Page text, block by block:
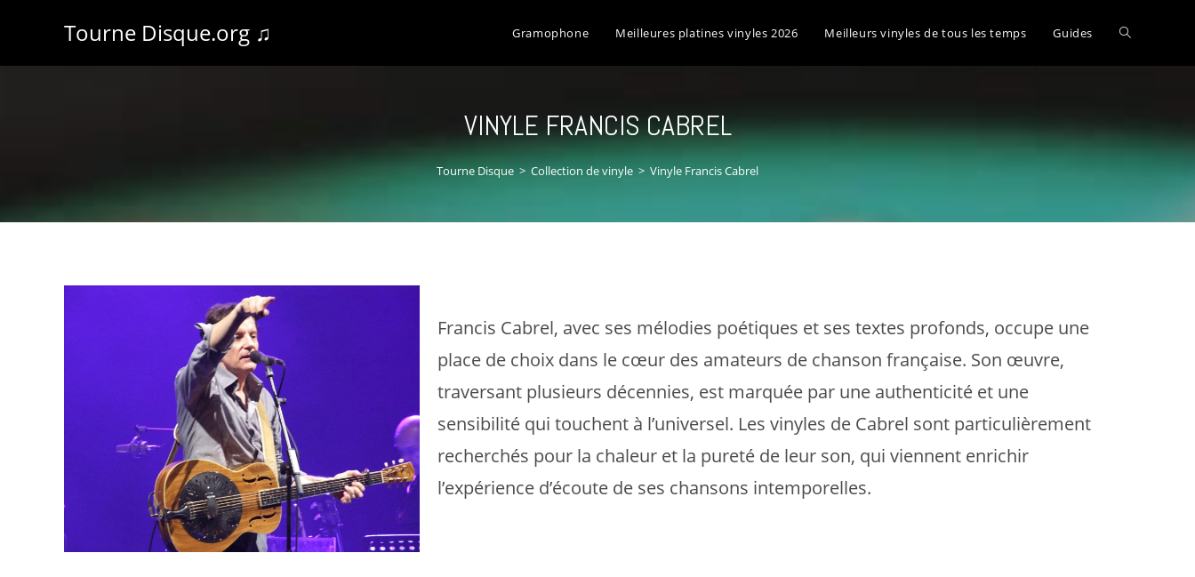
Tourne Disque.org ♫ Gramophone Meilleures platines vinyles 2026 Meilleurs vinyles de tous les temps Guides Toggle
VINYLE FRANCIS CABREL
Tourne Disque > Collection de vinyle > Vinyle Francis Cabrel
Francis Cabrel, avec ses mélodies poétiques et ses textes profonds, occupe une
place de choix dans le cœur des amateurs de chanson française. Son œuvre,
traversant plusieurs décennies, est marquée par une authenticité et une
sensibilité qui touchent à l’universel. Les vinyles de Cabrel sont particulièrement
recherchés pour la chaleur et la pureté de leur son, qui viennent enrichir
l’expérience d’écoute de ses chansons intemporelles.